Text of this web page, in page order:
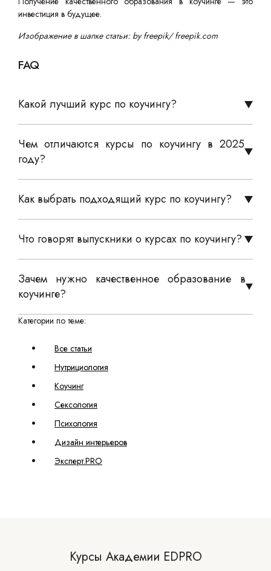
инвестиция в будущее.
Изображение в шапке статьи: by freepik/ freepik.com
FAQ
Какой лучший курс по коучингу?
Чем отличаются курсы по коучингу в 2025
году?
Как выбрать подходящий курс по коучингу?
Что говорят выпускники о курсах по коучингу?
Зачем нужно качественное образование в
коучинге?
Категории по теме:
Все статьи
Нутрициология
Коучинг
Сексология
Психология
Дизайн интерьеров
Эксперт.PRO
Курсы Академии EDPRO